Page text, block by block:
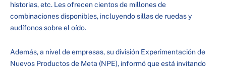
historias, etc. Les ofrecen cientos de millones de
combinaciones disponibles, incluyendo sillas de ruedas y
audífonos sobre el oído.
Además, a nivel de empresas, su división Experimentación de
Nuevos Productos de Meta (NPE), informó que está invitando